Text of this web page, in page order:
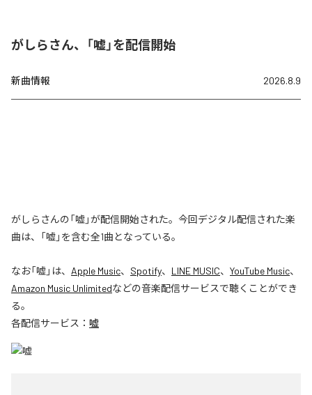
がしらさん、「嘘」を配信開始
新曲情報 2026.8.9
がしらさんの「嘘」が配信開始された。今回デジタル配信された楽
曲は、「嘘」を含む全1曲となっている。
なお「嘘」は、 Apple Music、 Spotify、 LINE MUSIC、 YouTube Music、
Amazon Music Unlimitedなどの音楽配信サービスで聴くことができ
る。
各配信サービス： 嘘